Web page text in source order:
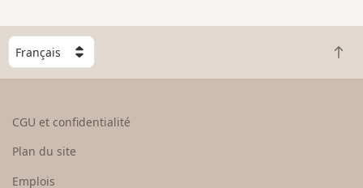
g
n
C
h
o
e
R
e
CGU et confidentialité
Plan du site
Emplois